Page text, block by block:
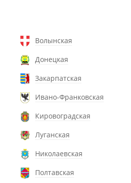
Волынская
Донецкая
Закарпатская
Ивано-Франковская
Кировоградская
Луганская
Николаевская
Полтавская